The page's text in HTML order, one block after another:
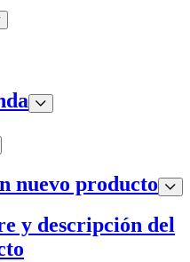
nuevo producto
y descripción del